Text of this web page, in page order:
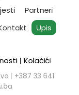
Partneri
Upis
| Kolačići
| ​+387 33 641